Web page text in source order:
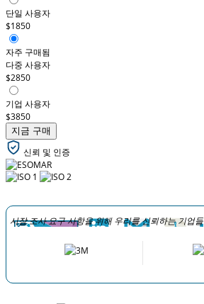
단일 사용자
$1850
자주 구매됨
다중 사용자
$2850
기업 사용자
$3850
지금 구매
신뢰 및 인증
시장 조사 요구 사항을 위해 우리를 신뢰하는 기업들